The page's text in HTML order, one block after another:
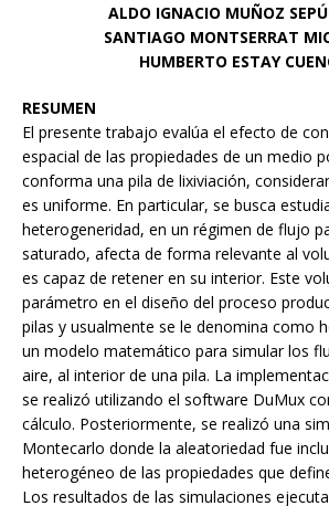
ALDO IGNACIO MUÑOZ
SANTIAGO MONTSERRAT
HUMBERTO ESTAY
RESUMEN
El presente trabajo evalúa el efecto de
espacial de las propiedades de un medio
conforma una pila de lixiviación,
es uniforme. En particular, se busca
heterogeneridad, en un régimen de flujo
saturado, afecta de forma relevante al
es capaz de retener en su interior. Este
parámetro en el diseño del proceso
pilas y usualmente se le denomina como
un modelo matemático para simular los
aire, al interior de una pila. La
se realizó utilizando el software DuMux
cálculo. Posteriormente, se realizó una
Montecarlo donde la aleatoriedad fue
heterogéneo de las propiedades que
Los resultados de las simulaciones